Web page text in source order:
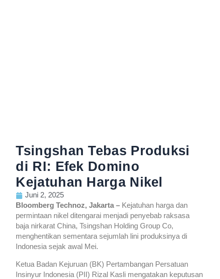
Tsingshan Tebas Produksi
di RI: Efek Domino
Kejatuhan Harga Nikel
Juni 2, 2025
Bloomberg Technoz, Jakarta – Kejatuhan harga dan
permintaan nikel ditengarai menjadi penyebab raksasa
baja nirkarat China, Tsingshan Holding Group Co,
menghentikan sementara sejumlah lini produksinya di
Indonesia sejak awal Mei.
Ketua Badan Kejuruan (BK) Pertambangan Persatuan
Insinyur Indonesia (PII) Rizal Kasli mengatakan keputusan